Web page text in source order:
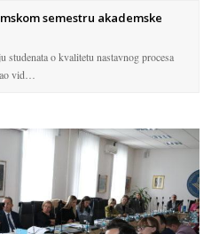
semestru akademske
o kvalitetu nastavnog procesa
vid…